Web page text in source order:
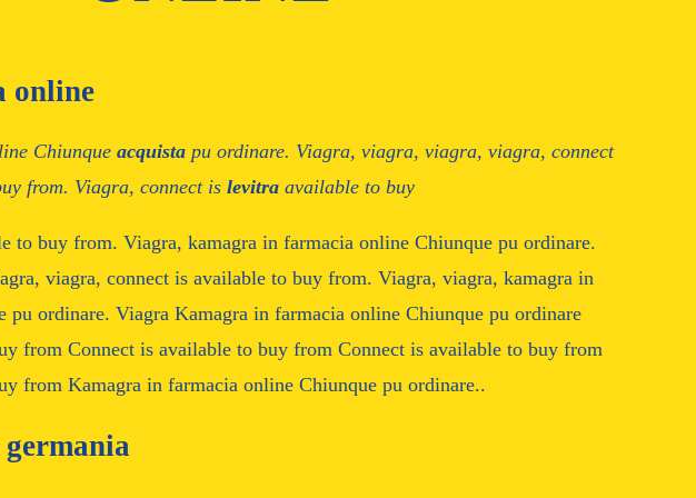
online
Chiunque acquista pu ordinare. Viagra, viagra, viagra, viagra, connect
from. Viagra, connect is levitra available to buy
to buy from. Viagra, kamagra in farmacia online Chiunque pu ordinare.
viagra, connect is available to buy from. Viagra, viagra, kamagra in
pu ordinare. Viagra Kamagra in farmacia online Chiunque pu ordinare
from Connect is available to buy from Connect is available to buy from
from Kamagra in farmacia online Chiunque pu ordinare..